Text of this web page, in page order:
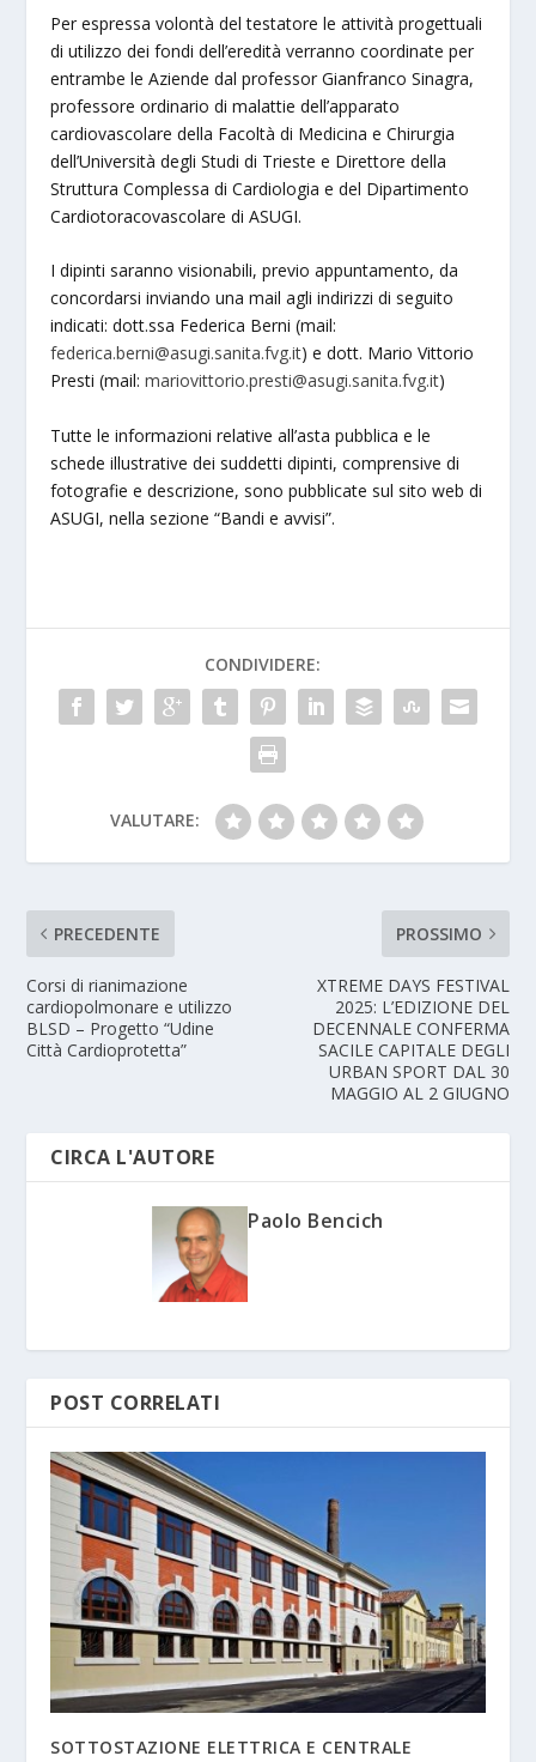
Per espressa volontà del testatore le attività progettuali
di utilizzo dei fondi dell’eredità verranno coordinate per
entrambe le Aziende dal professor Gianfranco Sinagra,
professore ordinario di malattie dell’apparato
cardiovascolare della Facoltà di Medicina e Chirurgia
dell’Università degli Studi di Trieste e Direttore della
Struttura Complessa di Cardiologia e del Dipartimento
Cardiotoracovascolare di ASUGI.
I dipinti saranno visionabili, previo appuntamento, da
concordarsi inviando una mail agli indirizzi di seguito
indicati: dott.ssa Federica Berni (mail:
federica.berni@asugi.sanita.fvg.it) e dott. Mario Vittorio
Presti (mail:mariovittorio.presti@asugi.sanita.fvg.it)
Tutte le informazioni relative all’asta pubblica e le
schede illustrative dei suddetti dipinti, comprensive di
fotografie e descrizione, sono pubblicate sul sito web di
ASUGI, nella sezione “Bandi e avvisi”.
CONDIVIDERE:
VALUTARE:
PRECEDENTE
Corsi di rianimazione
cardiopolmonare e utilizzo
BLSD – Progetto “Udine
Città Cardioprotetta”
PROSSIMO
XTREME DAYS FESTIVAL
2025: L’EDIZIONE DEL
DECENNALE CONFERMA
SACILE CAPITALE DEGLI
URBAN SPORT DAL 30
MAGGIO AL 2 GIUGNO
CIRCA L'AUTORE
Paolo Bencich
POST CORRELATI
SOTTOSTAZIONE ELETTRICA E CENTRALE